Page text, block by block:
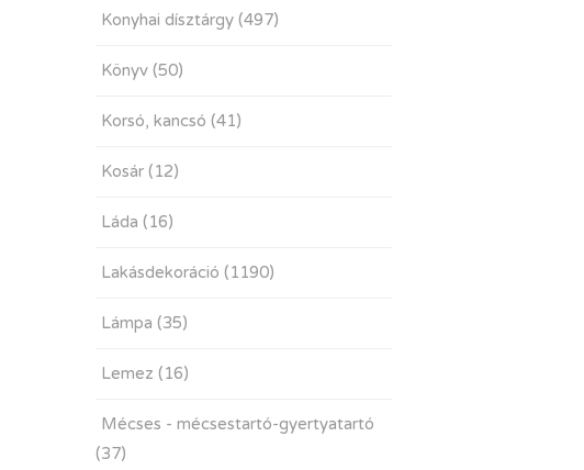
Konyhai dísztárgy (497)
Könyv (50)
Korsó, kancsó (41)
Kosár (12)
Láda (16)
Lakásdekoráció (1190)
Lámpa (35)
Lemez (16)
Mécses - mécsestartó-gyertyatartó
(37)